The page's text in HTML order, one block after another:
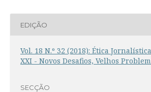
EDIÇÃO
Vol. 18 N.º 32 (2018): Ética
XXI - Novos Desafios, Velhos
SECÇÃO